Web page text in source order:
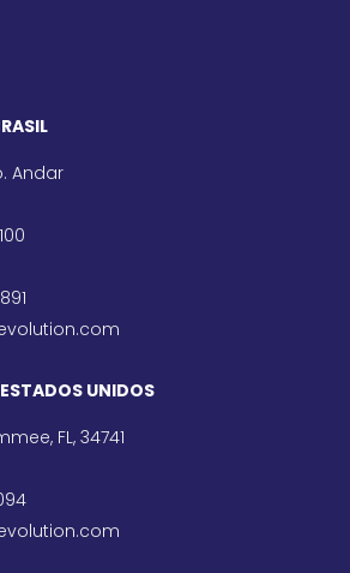
Andar
UNIDOS
FL, 34741